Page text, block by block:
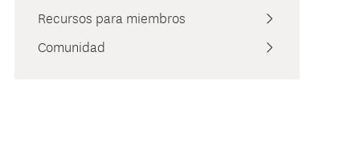
Recursos para miembros
Comunidad